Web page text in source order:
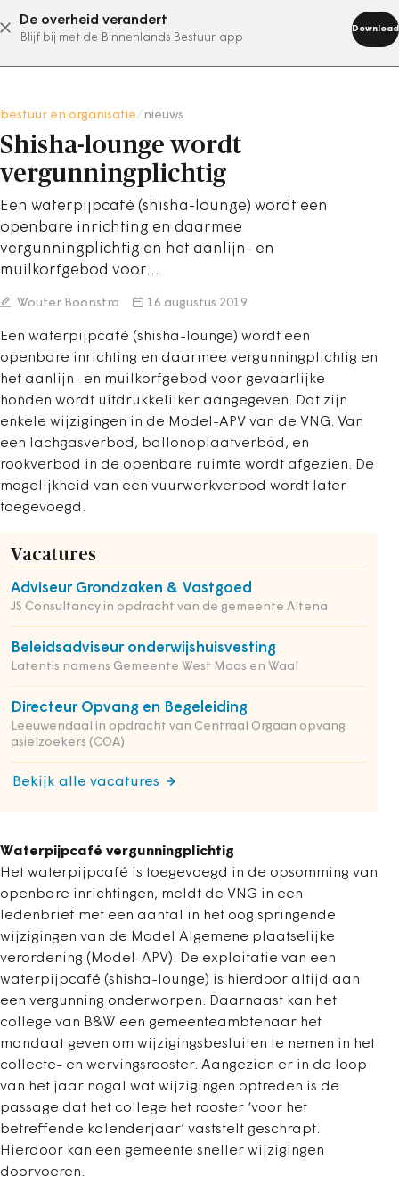
De overheid verandert
Blijf bij met de Binnenlands Bestuur app
Download
abonneer nu
bestuur en organisatie nieuws
Shisha-lounge wordt
vergunningplichtig
Een waterpijpcafé (shisha-lounge) wordt een
openbare inrichting en daarmee
vergunningplichtig en het aanlijn- en
muilkorfgebod voor…
Wouter Boonstra 16 augustus 2019
Een waterpijpcafé (shisha-lounge) wordt een
openbare inrichting en daarmee vergunningplichtig en
het aanlijn- en muilkorfgebod voor gevaarlijke
honden wordt uitdrukkelijker aangegeven. Dat zijn
enkele wijzigingen in de Model-APV van de VNG. Van
een lachgasverbod, ballonoplaatverbod, en
rookverbod in de openbare ruimte wordt afgezien. De
mogelijkheid van een vuurwerkverbod wordt later
toegevoegd.
Vacatures
Adviseur Grondzaken & Vastgoed
JS Consultancy in opdracht van de gemeente Altena
Beleidsadviseur onderwijshuisvesting
Latentis namens Gemeente West Maas en Waal
Directeur Opvang en Begeleiding
Leeuwendaal in opdracht van Centraal Orgaan opvang
asielzoekers (COA)
Bekijk alle vacatures
Waterpijpcafé vergunningplichtig
Het waterpijpcafé is toegevoegd in de opsomming van
openbare inrichtingen, meldt de VNG in een
ledenbrief met een aantal in het oog springende
wijzigingen van de Model Algemene plaatselijke
verordening (Model-APV). De exploitatie van een
waterpijpcafé (shisha-lounge) is hierdoor altijd aan
een vergunning onderworpen. Daarnaast kan het
college van B&W een gemeenteambtenaar het
mandaat geven om wijzigingsbesluiten te nemen in het
collecte- en wervingsrooster. Aangezien er in de loop
van het jaar nogal wat wijzigingen optreden is de
passage dat het college het rooster ‘voor het
betreffende kalenderjaar’ vaststelt geschrapt.
Hierdoor kan een gemeente sneller wijzigingen
doorvoeren.